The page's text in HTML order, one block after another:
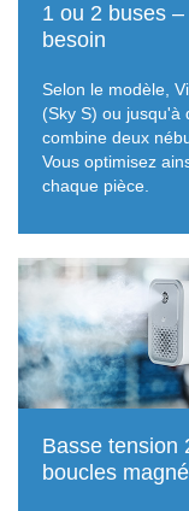
1 ou 2 buses
besoin
Selon le modèle,
(Sky S) ou jusqu'à
combine deux
Vous optimisez
chaque pièce.
Basse tension
boucles